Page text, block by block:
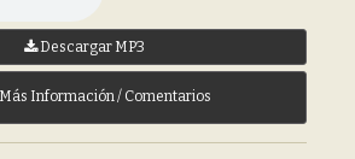
Descargar MP3
Más Información / Comentarios